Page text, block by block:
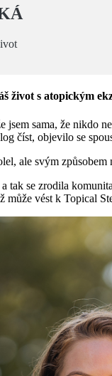
život s atopickým
sama, že nikdo
číst, objevilo se
ale svým
tak se zrodila
může vést k Topical